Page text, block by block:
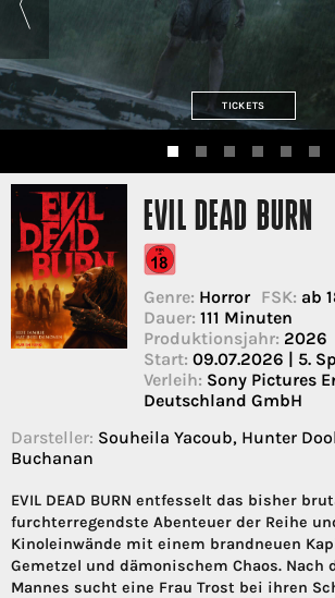
TICKETS
EVIL DEAD BURN
Genre: Horror FSK: ab
Dauer: 111 Minuten
Produktionsjahr: 2026
Start: 09.07.2026 | 5.
Verleih: Sony Pictures
Deutschland GmbH
Darsteller: Souheila Yacoub, Hunter
Buchanan
EVIL DEAD BURN entfesselt das bisher
furchterregendste Abenteuer der Reihe
Kinoleinwände mit einem brandneuen
Gemetzel und dämonischem Chaos. Nach
Mannes sucht eine Frau Trost bei ihren